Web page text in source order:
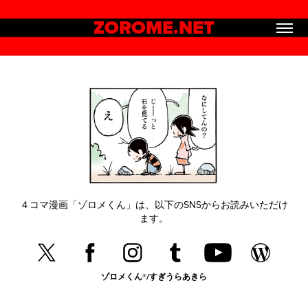
ZOROME.NET
４コマ漫画「ゾロメくん」は、以下のSNSからお読みいただけ
ます。
ゾロメくん®/すぎうらあきら